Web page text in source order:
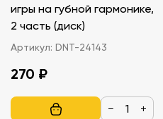
игры на губной гармонике,
2 часть (диск)
Артикул: DNT-24143
270 ₽
− +